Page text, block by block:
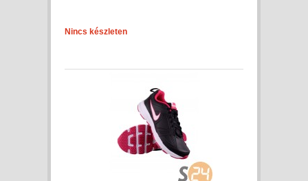
Nincs készleten